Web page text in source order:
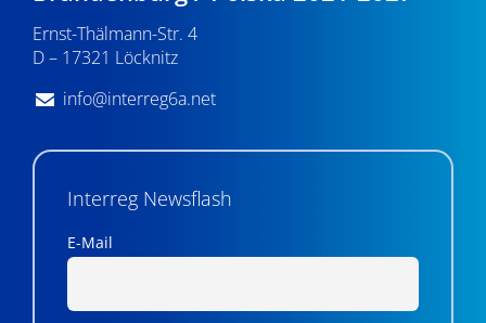
Ernst-Thälmann-Str. 4
D – 17321 Löcknitz
info@interreg6a.net
Interreg Newsflash
E-Mail